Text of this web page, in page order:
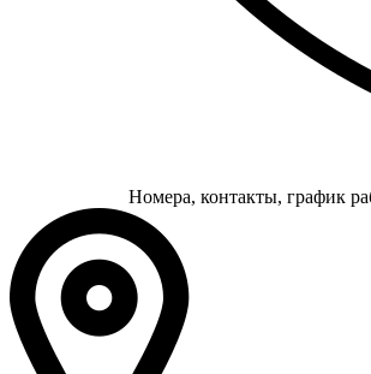
Номера, контакты, график